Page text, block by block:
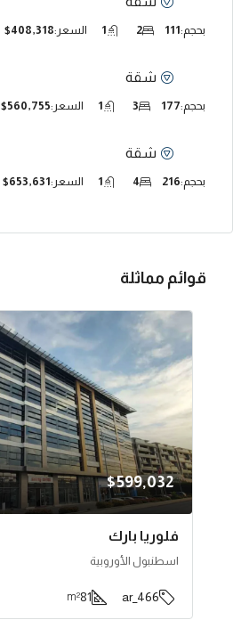
بحجم:111
2
1 السعر:$408,318
شقة
بحجم:177
3
1 السعر:$560,755
شقة
بحجم:216
4
1 السعر:$653,631
قوائم مماثلة
$599,032
فلوريا بارك
اسطنبول الأوروبية
466_ar
81
m²